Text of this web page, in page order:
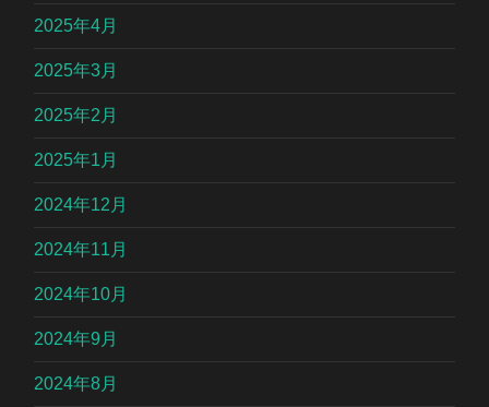
2025年4月
2025年3月
2025年2月
2025年1月
2024年12月
2024年11月
2024年10月
2024年9月
2024年8月